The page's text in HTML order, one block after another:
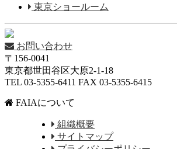
東京ショールーム
お問い合わせ
〒156-0041
東京都世田谷区大原2-1-18
TEL 03-5355-6411 FAX 03-5355-6415
FAIAについて
組織概要
サイトマップ